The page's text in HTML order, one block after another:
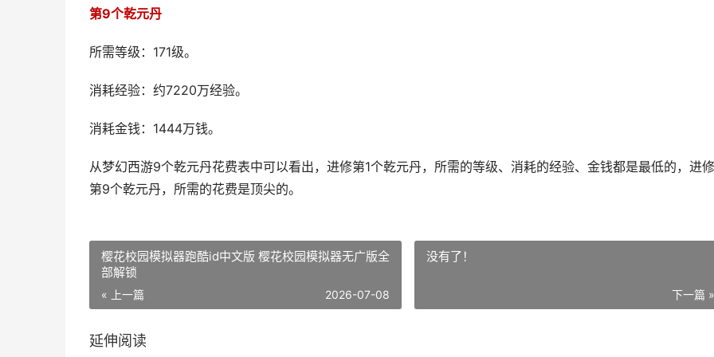
第9个乾元丹
所需等级：171级。
消耗经验：约7220万经验。
消耗金钱：1444万钱。
从梦幻西游9个乾元丹花费表中可以看出，进修第1个乾元丹，所需的等级、消耗的经验、金钱都是最低的，进修
第9个乾元丹，所需的花费是顶尖的。
樱花校园模拟器跑酷id中文版 樱花校园模拟器无广版全
部解锁
« 上一篇 2026-07-08
没有了！
下一篇 »
延伸阅读